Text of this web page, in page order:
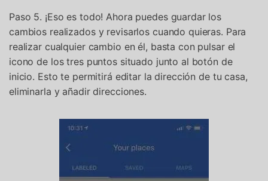
Paso 5. ¡Eso es todo! Ahora puedes guardar los
cambios realizados y revisarlos cuando quieras. Para
realizar cualquier cambio en él, basta con pulsar el
icono de los tres puntos situado junto al botón de
inicio. Esto te permitirá editar la dirección de tu casa,
eliminarla y añadir direcciones.